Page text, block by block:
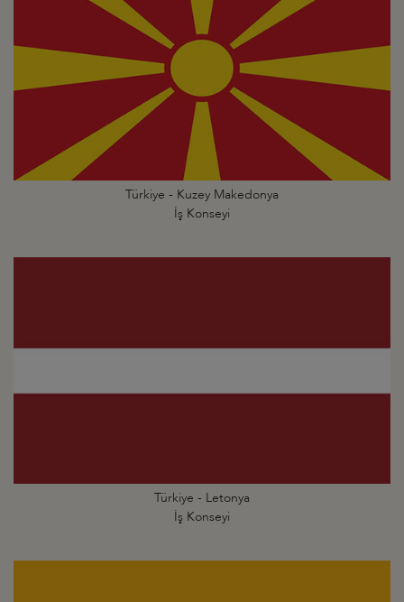
Türkiye - Kuzey Makedonya
İş Konseyi
Türkiye - Letonya
İş Konseyi